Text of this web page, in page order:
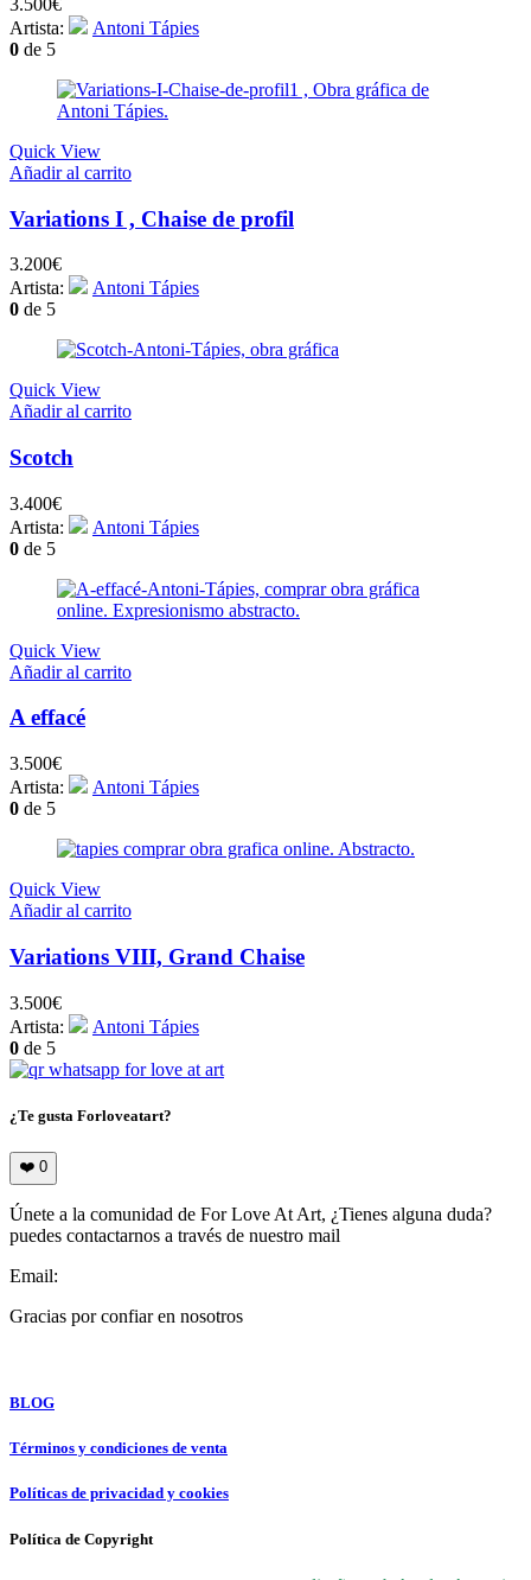
Artista:
Antoni Tápies
0 de 5
Quick View
Añadir al carrito
Variations I , Chaise de profil
3.200€
Artista:
Antoni Tápies
0 de 5
Quick View
Añadir al carrito
Scotch
3.400€
Artista:
Antoni Tápies
0 de 5
Quick View
Añadir al carrito
A effacé
3.500€
Artista:
Antoni Tápies
0 de 5
Quick View
Añadir al carrito
Variations VIII, Grand Chaise
3.500€
Artista:
Antoni Tápies
0 de 5
¿Te gusta Forloveatart?
❤️ 0
Únete a la comunidad de For Love At Art, ¿Tienes alguna duda?
puedes contactarnos a través de nuestro mail
Email:
Gracias por confiar en nosotros
BLOG
Términos y condiciones de venta
Políticas de privacidad y cookies
Política de Copyright